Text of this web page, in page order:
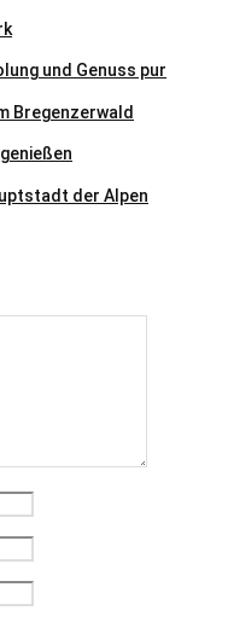
und Genuss pur
Bregenzerwald
der Alpen